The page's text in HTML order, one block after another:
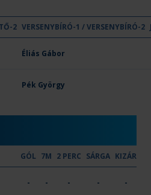
FÉLIDŐ BÜNTETŐ GY D V
12
15
2 VERSENYBÍRÓ-1 / VERSENYBÍRÓ-2
Éliás Gábor
Pék György
GÓL 7M 2 PERC SÁRGA KIZÁR
- - - - -